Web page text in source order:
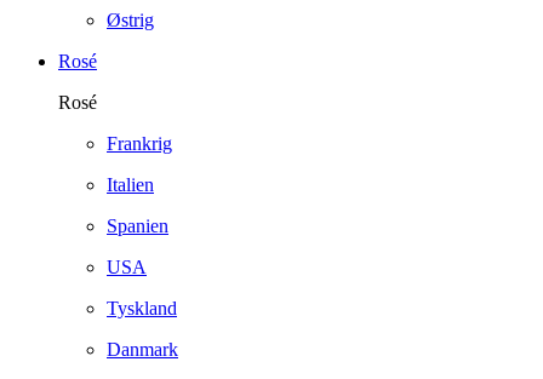
Østrig
Rosé
Rosé
Frankrig
Italien
Spanien
USA
Tyskland
Danmark